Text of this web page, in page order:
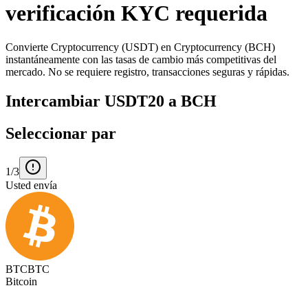
verificación KYC requerida
Convierte Cryptocurrency (USDT) en Cryptocurrency (BCH)
instantáneamente con las tasas de cambio más competitivas del
mercado. No se requiere registro, transacciones seguras y rápidas.
Intercambiar USDT20 a BCH
Seleccionar par
1/3
Usted envía
BTCBTC
Bitcoin